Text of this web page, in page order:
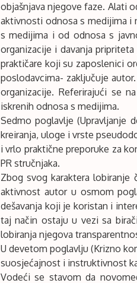
objašnjava njegove faze. Alati
aktivnosti odnosa s medijima i
s medijima i od odnosa s
organizacije i davanja
praktičare koji su zaposlenici
poslodavcima- zaključuje
organizacije. Referirajući se
iskrenih odnosa s medijima.
Sedmo poglavlje (Upravljanje
kreiranja, uloge i vrste
i vrlo praktične preporuke za
PR stručnjaka.
Zbog svog karaktera
aktivnost autor u osmom
dešavanja koji je koristan i
taj način ostaju u vezi sa
lobiranja njegova
U devetom poglavlju (Krizno
suosjećajnost i instruktivnost
Vodeći se stavom da